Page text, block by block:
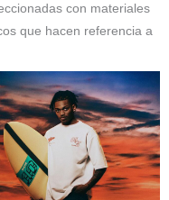
con materiales
que hacen referencia a